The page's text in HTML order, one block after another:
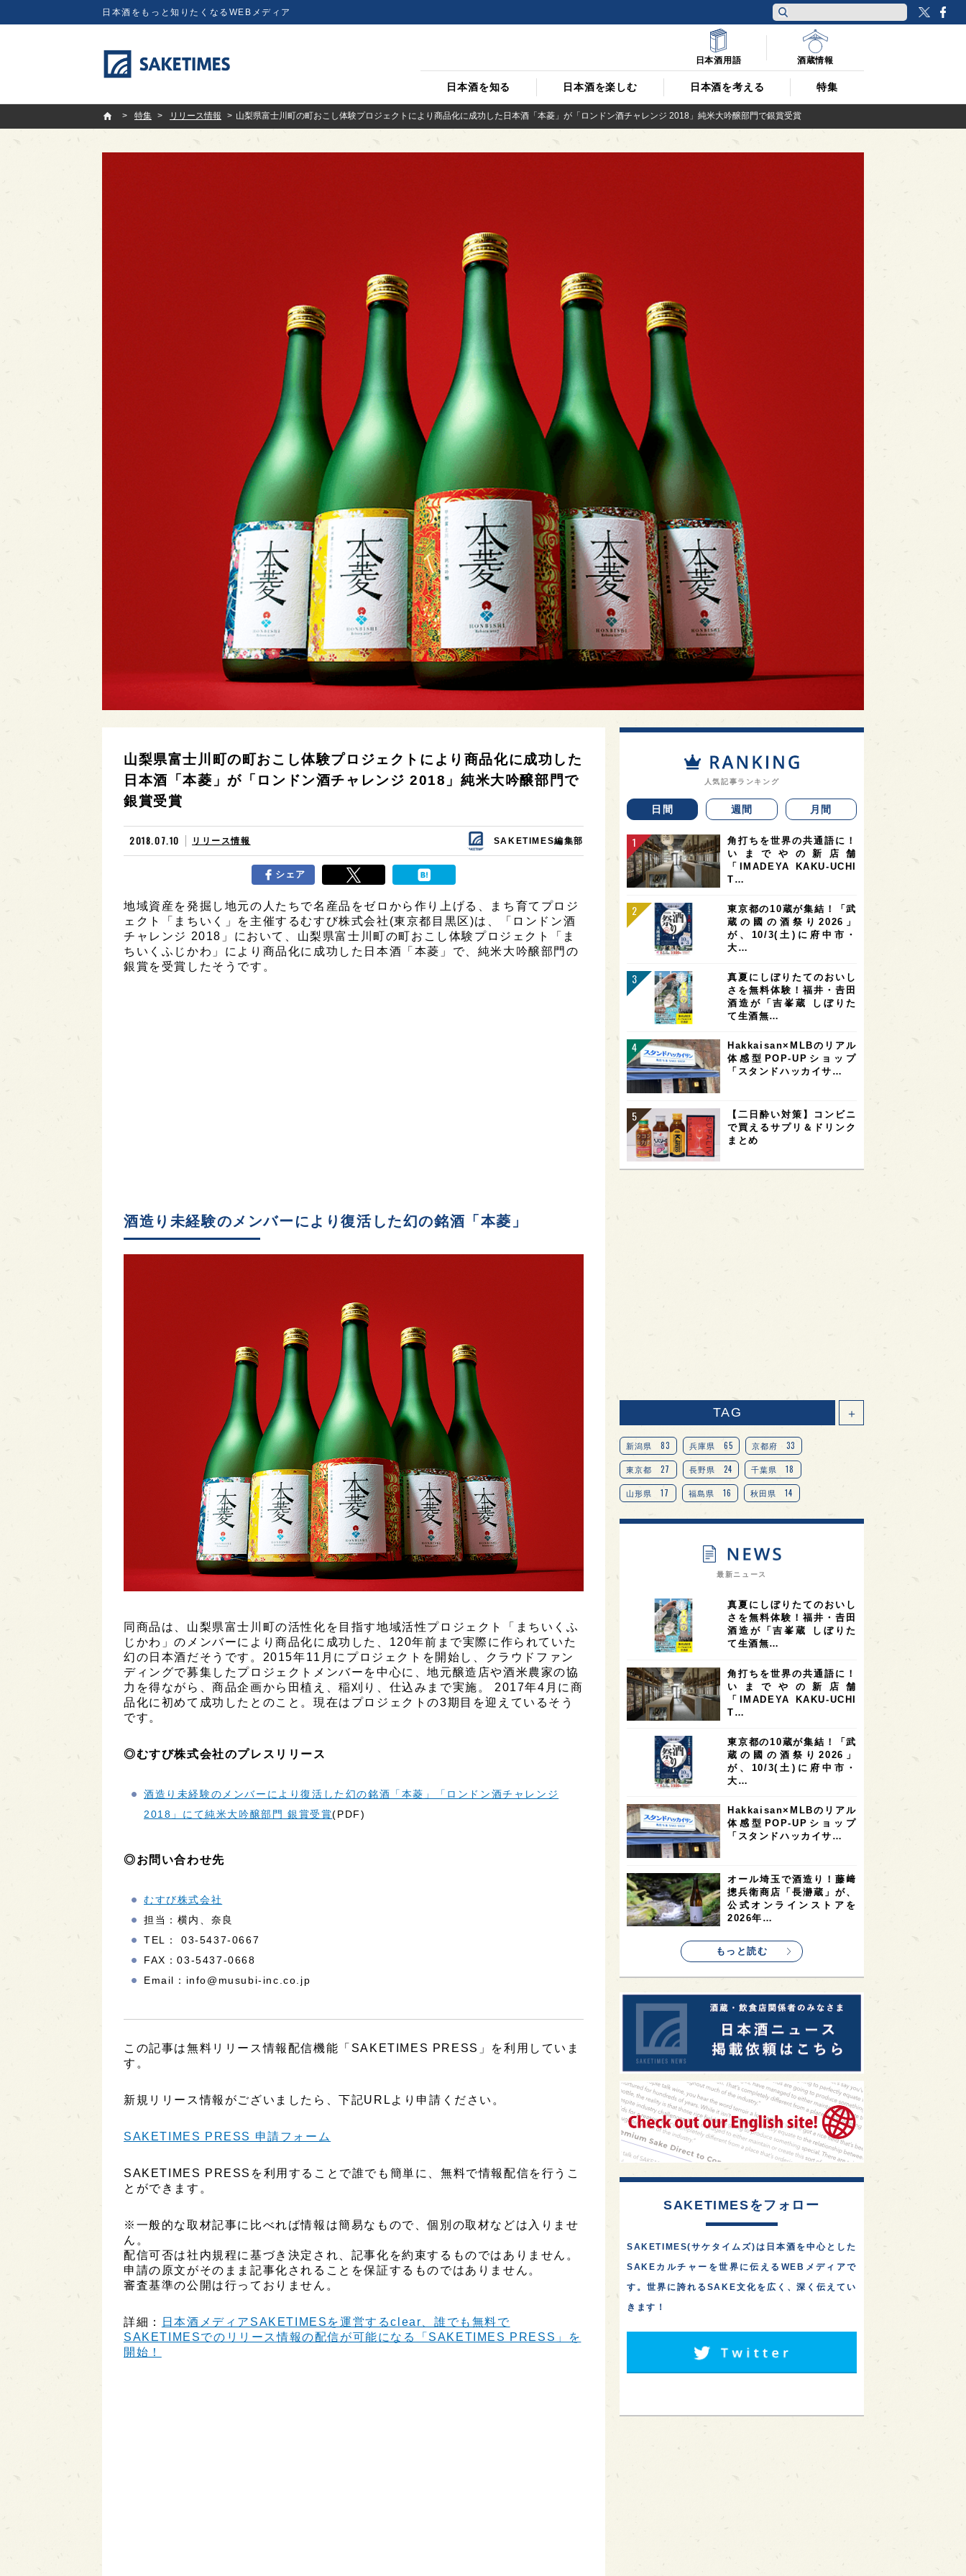
日本酒をもっと知りたくなるWEBメディア
日本酒を知る 日本酒を楽しむ 日本酒を考える 特集
日本酒用語 酒蔵情報
SAKETIMES
特集
リリース情報 山梨県富士川町の町おこし体験プロジェクトにより商品化に成功した日本酒「本菱」が「ロンドン酒チャレンジ 2018」純米大吟醸部門で銀賞受賞
山梨県富士川町の町おこし体験プロジェクトにより商品化に成功した
日本酒「本菱」が「ロンドン酒チャレンジ 2018」純米大吟醸部門で
銀賞受賞
2018.07.10 リリース情報 SAKETIMES編集部
シェア
地域資産を発掘し地元の人たちで名産品をゼロから作り上げる、まち育てプロジ
ェクト「まちいく」を主催するむすび株式会社(東京都目黒区)は、「ロンドン酒
チャレンジ 2018」において、山梨県富士川町の町おこし体験プロジェクト「ま
ちいくふじかわ」により商品化に成功した日本酒「本菱」で、純米大吟醸部門の
銀賞を受賞したそうです。
酒造り未経験のメンバーにより復活した幻の銘酒「本菱」
同商品は、山梨県富士川町の活性化を目指す地域活性プロジェクト「まちいくふ
じかわ」のメンバーにより商品化に成功した、120年前まで実際に作られていた
幻の日本酒だそうです。2015年11月にプロジェクトを開始し、クラウドファン
ディングで募集したプロジェクトメンバーを中心に、地元醸造店や酒米農家の協
力を得ながら、商品企画から田植え、稲刈り、仕込みまで実施。 2017年4月に商
品化に初めて成功したとのこと。現在はプロジェクトの3期目を迎えているそう
です。
◎むすび株式会社のプレスリリース
酒造り未経験のメンバーにより復活した幻の銘酒「本菱」「ロンドン酒チャレンジ
2018」にて純米大吟醸部門 銀賞受賞(PDF)
◎お問い合わせ先
むすび株式会社
担当：横内、奈良
TEL： 03-5437-0667
FAX：03-5437-0668
Email：info@musubi-inc.co.jp
この記事は無料リリース情報配信機能「SAKETIMES PRESS」を利用していま
す。
新規リリース情報がございましたら、下記URLより申請ください。
SAKETIMES PRESS 申請フォーム
SAKETIMES PRESSを利用することで誰でも簡単に、無料で情報配信を行うこ
とができます。
※一般的な取材記事に比べれば情報は簡易なもので、個別の取材などは入りませ
ん。
配信可否は社内規程に基づき決定され、記事化を約束するものではありません。
申請の原文がそのまま記事化されることを保証するものではありません。
審査基準の公開は行っておりません。
詳細：
日本酒メディアSAKETIMESを運営するclear、誰でも無料で
SAKETIMESでのリリース情報の配信が可能になる「SAKETIMES PRESS」を
開始！
人気記事ランキング
日間 週間 月間
角打ちを世界の共通語に！
いまでやの新店舗
「IMADEYA KAKU-UCHI
T…
東京都の10蔵が集結！「武
蔵の國の酒祭り2026」
が、10/3(土)に府中市・
大…
真夏にしぼりたてのおいし
さを無料体験！福井・𠮷田
酒造が「吉峯蔵 しぼりた
て生酒無…
Hakkaisan×MLBのリアル
体感型POP-UPショップ
「スタンドハッカイサ…
【二日酔い対策】コンビニ
で買えるサプリ＆ドリンク
まとめ
TAG ＋
新潟県 83 兵庫県 65 京都府 33
東京都 27 長野県 24 千葉県 18
山形県 17 福島県 16 秋田県 14
愛知県 14 宮城県 14 岐阜県 13
オピニオンリーダーの視点 9
7 奈良県 滋賀県 7 和歌山県 6
6 フランス 6 高知県 5 島根県 5
山口県 4 アメリカ 4 神奈川県 4
大分県 4 三重県 3 3
オーストラリア 台湾 2 アジア
SAKEの時代を生きる
全蔵めぐり 1 シンガポール 1 カナダ 1
1 熊本県 1
イギリス 1 ノルウェー 新宿区 1
歌舞伎町 1 沖縄県 1 鳥取県 1
saketimes_image_4 1
最新ニュース
真夏にしぼりたてのおいし
さを無料体験！福井・𠮷田
酒造が「吉峯蔵 しぼりた
て生酒無…
角打ちを世界の共通語に！
いまでやの新店舗
「IMADEYA KAKU-UCHI
T…
東京都の10蔵が集結！「武
蔵の國の酒祭り2026」
が、10/3(土)に府中市・
大…
Hakkaisan×MLBのリアル
体感型POP-UPショップ
「スタンドハッカイサ…
オール埼玉で酒造り！藤﨑
摠兵衛商店「長瀞蔵」が、
公式オンラインストアを
2026年…
もっと読む
SAKETIMESをフォロー
SAKETIMES(サケタイムズ)は日本酒を中心とした
SAKEカルチャーを世界に伝えるWEBメディアで
す。世界に誇れるSAKE文化を広く、深く伝えてい
きます！